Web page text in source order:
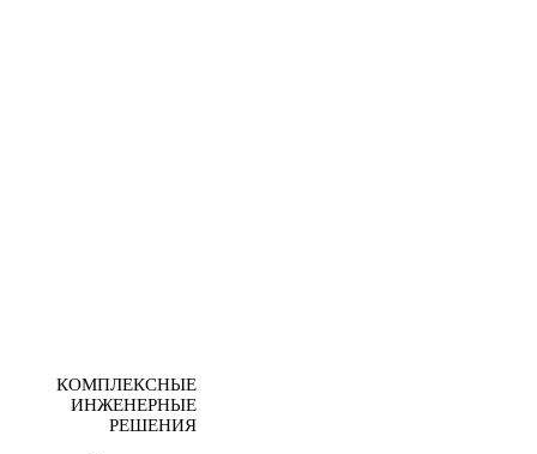
КОМПЛЕКСНЫЕ
ИНЖЕНЕРНЫЕ
РЕШЕНИЯ